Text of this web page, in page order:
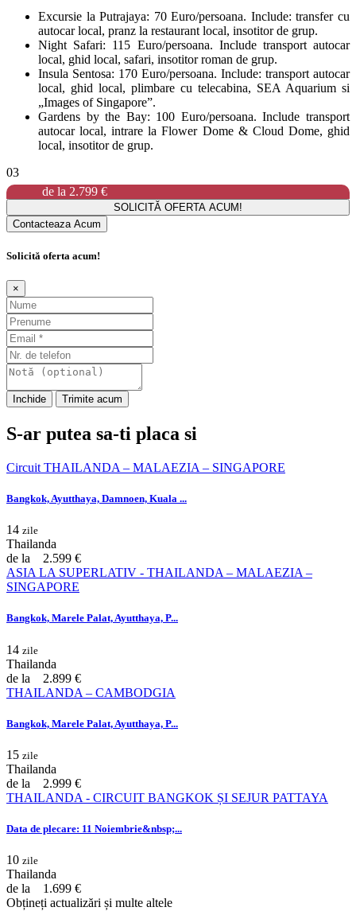
Excursie la Putrajaya: 70 Euro/persoana. Include: transfer cu
autocar local, pranz la restaurant local, insotitor de grup.
Night Safari: 115 Euro/persoana. Include transport autocar
local, ghid local, safari, insotitor roman de grup.
Insula Sentosa: 170 Euro/persoana. Include: transport autocar
local, ghid local, plimbare cu telecabina, SEA Aquarium si
„Images of Singapore”.
Gardens by the Bay: 100 Euro/persoana. Include transport
autocar local, intrare la Flower Dome & Cloud Dome, ghid
local, insotitor de grup.
03
de la 2.799 €
SOLICITĂ OFERTA ACUM!
Contacteaza Acum
Solicită oferta acum!
×
Inchide Trimite acum
S-ar putea sa-ti placa si
Circuit THAILANDA – MALAEZIA – SINGAPORE
Bangkok, Ayutthaya, Damnoen, Kuala ...
14 zile
Thailanda
de la 2.599 €
ASIA LA SUPERLATIV - THAILANDA – MALAEZIA –
SINGAPORE
Bangkok, Marele Palat, Ayutthaya, P...
14 zile
Thailanda
de la 2.899 €
THAILANDA – CAMBODGIA
Bangkok, Marele Palat, Ayutthaya, P...
15 zile
Thailanda
de la 2.999 €
THAILANDA - CIRCUIT BANGKOK ȘI SEJUR PATTAYA
Data de plecare: 11 Noiembrie&nbsp;...
10 zile
Thailanda
de la 1.699 €
Obțineți actualizări și multe altele